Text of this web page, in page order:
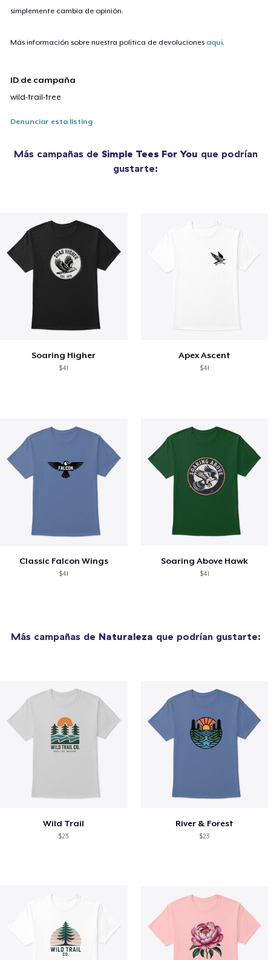
simplemente cambia de opinión.
Más información sobre nuestra política de devoluciones aquí
ID de campaña
wild-trail-tree
Denunciar esta listing
Más campañas de Simple Tees For You que podrían
gustarte:
Soaring Higher
$41
Apex Ascent
$41
Classic Falcon Wings
$41
Soaring Above Hawk
$41
Más campañas de Naturaleza que podrían gustarte:
Wild Trail
$23
River & Forest
$23